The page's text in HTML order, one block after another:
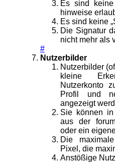
Es sind keine
hinweise
Es sind keine
Die Signatur
nicht mehr als
#
Nutzerbilder
Nutzerbilder
kleine
Nutzerkonto
Profil und
angezeigt
Sie können
aus der
oder ein
Die
Pixel, die
Anstößige